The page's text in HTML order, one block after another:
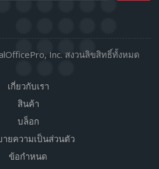
Inc. สงวนลิขสิทธิ์ทั้งหมด
เกี่ยวกับเรา
สินค้า
บล็อก
ายความเป็นส่วนตัว
ข้อกำหนด